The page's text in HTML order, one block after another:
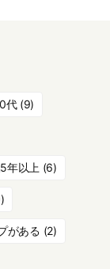
代(9)
年以上 (6)
がある (2)